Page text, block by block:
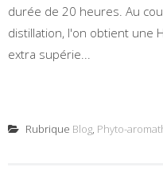
durée de 20 heures. Au
distillation, l'on obtient une
extra supérie...
Rubrique Blog, Phyto-